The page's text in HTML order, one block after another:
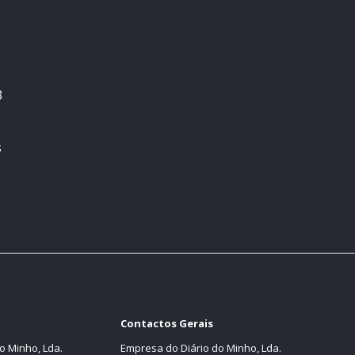
Minho, Lda.
Contactos Gerais
Empresa do Diário do Minho, Lda.